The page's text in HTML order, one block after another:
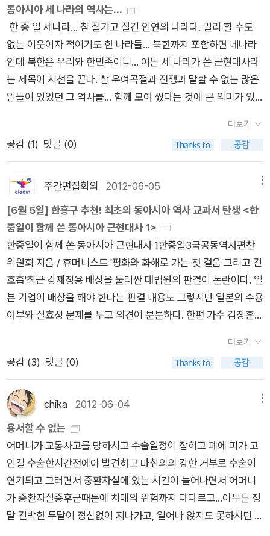
먼 항해를 하고 있지만, 서두르지 않을 것입니다. 지금은 서로 무
엇이 다르고, 왜 그러한지를 말하고 확인하며 간격을 좁혀나갈 시
기이기 때문입니다. 3국의 역사적 경험을 보면 서로 만나 이야기
한 시간보다 각자 자신의 생각을 가다듬고 일방적으로 상대방에
게 말하며 자신의 감정을 폭발시켰던 기간이 훨씬 길었습니다. 더
구나 3국의 위원회는 3국 사회에서 아주 작고 어느 한 영역에 속
11년간을 함께 해왔다는 선구적인 경험을 강조하고 싶습니다. ‘동
아시아 지역의 안정과 평화’, 그리고 개인의 인권 향상이 바로 우
리가 추구하고자 한 점입니다. 한국의 입장에서는 이를 향한 노력
합니다. 우리의 원대한 미래를 위해 만나는 과정에서 제기되는 학
문적인 의견 차이는 작은 것일 수도 있습니다. 그럼에도 공동으로
무엇인가를 마련하기 위해 어떤 주제에 관해서는 매우 치열하게
논쟁을 하기도 했습니다. ▶ 관계사 중심의 서술은 각국의 ‘차
이’를 드러낼 수밖에 없었을 텐데요. 이 책에서는 그 차이가 얼마
나 드러나며, 또 어떻게 차이를 드러내는지 궁금합니다. 책이 출
간되기 전까지 논점이 되었던 부분의 하나가 3국은 침략전쟁을
체험과 기억’ 3, 4절이 여기에 해당합니다. 한국 측에서 집필했는
와 피해자를 같은 위령 공간에서 기억하려는 기념 방식, 국가에
대한 거부 반응을 보이며 한 사람 한 사람의 기억을 더 소중하게
하려는 방식이 좋은 점도 있지만 부정적인 점도 있다는 내용을 언
급했습니다. 한국과 중국에서는 침략전쟁 및 지배에 관한 기억을
국가가 어느 정도 지배하고 있었는가, 개인은 이에 대해 얼마나
다양한 기억을 표출했는가에 대해서도 미묘한 차이가 있는데요,
이러한 이야기들을 통해 3국의 차이를 알 수 있습니다. 그 밖에도
두 권의 책에는 각국의 역사 인식의 차이를 확인할 수 있는 내용
스컴은 이 정치신인들을 고이즈미의 ‘자객’으로 묘사했다. 공천에
서 탈락한 의원들은 무소속 후보로 출마했다. 이런 대결구도를 만
들어놓고, 고이즈미는 개혁에 반대하는 후보들을 지지하지 말라
고 유권자들에게 직접 호소했다. 고이즈미의 ‘자객’들을 비롯한
자민당 후보들은 9월 총선에서 압승을 거두었고, 다음 달에 우정
민영화 법안은 국회에서 가결되었다. 이 법안의 주요 조항은 200
오래된 이념적 라이벌인 사회당과 제휴했던 것이다. 더 놀라운 일
의했다는 것이다. 이 연립정권을 미국의 상황에 비유하자면, 공화
당 소속 대통령이 민주당 정치인을 부통령 후보로 지명하는 것과
마찬가지다.........다양하게 이유를 설명할 수 있다고 하더라도, 자
민당과 사회당의 연립은 일본의 유권자에게 여전히 충격적이고
혼란스러운 일이었다. 무엇보다도 사회당의 타격이 컸다. 국민은
자민당이 실용주의적 거래를 성사시키는 정당임을 익히 알고 있
었다. 자민당 지지자들은 이데올로기적 일관성보다는 정치적 경
제적 이익을 기대했다. 이와는 대조적으로 선거에서 사회당이 획
겨유착 배격이라는 원칙에 대한 지지였다......사회당의 정치적 존
재감은 순식간에 미미해졌다. 693-694 1993년 7월 총선거에
서, 자민당의 성적은 신통치 않았고, 과반수 의석에 훨씬 못 미쳤
다. 자민당을 탈당한 오자와와 그의 지지세력이 정치개혁을 내걸
고 결성한 신생당과, 전년에 결성된 호소카와 모리히로가 이끄는
또 하나의 개혁파 정당 일본신당은 함께 건투했다....선거 후의 정
권담당을 둘러싼 줄다리기에서, 오자와의 신생당과 호소카와의
일본신당은 구래로부터의 야당들(사회당과 공명당)과 제휴하여,
1947년 이래 최초로 비자민당 정권을 수립하기로 결정했다. 오
자와는 연립정권 수립을 획책했지만, 자기는 입각하지 않고 배후
역할자로 일관했다. 총리직에는 호소카와가 취임했다. 691 199
그것이다. 아, 김상봉의 <기업은 누구의 것인가>도 빠뜨려서는
안된다. 6. 과학 <얽힘의 시대>는 과학책 읽는 독자가 많았
으면 아까운 책으로 선정되지 않았을 괜찮은 책이다. 이 분야에
거의 문외한이긴 하지만 그쪽을 전공하는 친구가 이 분야에선 좋
은 책이라고 일러줬다. 역시나 뇌과학에 관한 책도 포함이 됐다.
과학 분야도 괜찮은 책이 많은데 리스트가 아쉽다. 7.편집자가 뽑
각 출판사 편집자들이 뽑은 책에서는 자사가 편집한 책들에
대한 노고와 회한이 그대로 묻어있는 듯 하다. 특히 <예술의 조
삶>, <한중일이 함께 쓴 동아시아 근현대사>, <헌법 사용 설명
서>, <과학을 성찰하다>의 경우 나도 강추하고 싶은 책 중 하나
다.
화를 비중 있게 다루고 있다.4. 혁명과 전쟁을 중심으로 한 정치
사에서 탈피하여, 당대의 잡지와 영화, 문학 작품에 담겨 있는 시
대상을 복원하고, 사회경제와 문화, 사상, 도시의 발전과 변동을
살펴본다.5. 아편전쟁, 신해혁명, 중화인민공화국 성립을 중심으
로 파악하던 기존의 시대구분을 과감히 깨고, 19세기부터 2010
년까지를 역사 발전의 연속성이라는 관점에서 살펴본다. 이 책에
서는 신해혁명(1911)이나 중국혁명(1949)으로 분책하지 않았
다.6. 현재의 시점에서 과거를 재단하거나 승자 중심의 역사 인식
티베트, 신장위구르 같은 변경 지역의 변천을 비교적 상세하게 살
펴봄으로써 현대 중국의 전모를 이해하는 데 도움을 준다.7. 동아
시아론의 시각에서 중국을 바라보는 것을 넘어 러시아, 중앙아시
아, 몽골, 인도, 조선, 일본 같은 주변 지역이나 류큐, 베트남, 시암
(태국)은 물론 19세기 이래 화교들이 이주해 나간 동남아시아까
지 시야에 넣고 있다. 이 책은 일본의 문고본 출판사로 유명한 이
와나미 쇼텐에서 기획한 시리즈물로 총 여섯권으로 완간 될 계획
이라고 한다. 그래서 한국에는 아직 두권이 미출간인 상태다. 일
본에서 올해까지 여섯권을 완간할 계획이라고 하니 내년 이쯤에
고중세사를 어렵게 느끼는 사람은 차라리 거꾸로 이 책부터 거슬
러 올라가는 것도 한 방법일 수 있겠다.
로 각 주제별로 시리즈가 나왔다. 모두 열권짜리 시리즈다. 이번
달에 3차분이 나와서 10권까지가 완간이 되나 싶었으나 아직 1권
이 번역되지 않았다! 이 책도 마찬가지로 이와나미 쇼텐에서 기획
한 '일본 근현대사 시리즈'다. 이와나미에서 중국과 일본의 근현
대사를 훑어보는 야심찬 기획을 한듯하다. 하지만 위의 <중국 근
현대사>에 비해 한국에서는 관심이 덜한 듯하다. 이참에 한국에
서도 한국의 근현대사를 훑는 대중적인 시리즈가 나오길 기대해
본다. 함께 참고할만한 도서로 <한중일이 함께 쓴 동아시아 근현
동아시아 세 나라의 역사는...
한 중 일 세나라... 참 질기고 질긴 인연의 나라다. 멀리 할 수도
없는 이웃이자 적이기도 한 나라들... 북한까지 포함하면 네나라
인데 북한은 우리와 한민족이니... 여튼 세 나라가 쓴 근현대사라
는 제목이 시선을 끈다. 참 우여곡절과 전쟁과 말할 수 없는 많은
일들이 있었던 그 역사를... 함께 모여 썼다는 것에 큰 의미가 있
더보기
공감 (1) 댓글 (0)
주간편집회의 2012-06-05
[6월 5일] 한홍구 추천! 최초의 동아시아 역사 교과서 탄생 <한
중일이 함께 쓴 동아시아 근현대사 1>
한중일이 함께 쓴 동아시아 근현대사 1한중일3국공동역사편찬
위원회 지음 / 휴머니스트 '평화와 화해로 가는 첫 걸음 그리고 긴
호흡'최근 강제징용 배상을 둘러싼 대법원의 판결이 논란이다. 일
본 기업이 배상을 해야 한다는 판결 내용도 그렇지만 일본의 수용
여부와 실효성 문제를 두고 의견이 분분하다. 한편 가수 김장훈과
었다. 그리고 가장 덜 알려졌지만 올해부터 고등학교에서 ‘동아시
아사’ 과목이 개설되었다. 한국과 일본의 관계를 둘러싼 몇몇 풍
경은 여전히와 아직도, 어쩌면과 그래도 사이 어디쯤에서 수십 년
째 헤매는 모양새다. 한, 중, 일 세 나라의 역사학자들은 이런 답
보 상태를 넘어 동아시아 삼국의 평화와 화해를 바라는 마음으로
역사책 쓰기에 나섰다. 첫 성과물이 <미래를 여는 역사>이고 이
번 책이 두 번째 결실이다. 전작이 근현대 시기별 역사를 각국의
입장에서 정리했다면, 이번에는 관계사에 집중하여 세 나라 각각,
동아시아, 세계로 시선을 넓혀가며 ‘대변’이 아닌 ‘대화’의 수준에
이르렀다. 또한 제국주의 등 국가 단위의 이데올로기에 머물렀던
한계를 넘어 대중문화 등 민중의 삶을 적극적으로 드러냈다. 이런
더보기
공감 (3) 댓글 (0)
chika 2012-06-04
용서할 수 없는
어머니가 교통사고를 당하시고 수술일정이 잡히고 폐에 피가 고
인걸 수술한시간전에야 발견하고 마취의의 강한 거부로 수술이
연기되고 그러면서 중환자실에 있는 시간이 늘어나면서 어머니
가 중환자실증후군때문에 치매의 위험까지 다다르고...아무튼 정
말 긴박한 두달이 정신없이 지나가고, 일어나 앉지도 못하시던 분